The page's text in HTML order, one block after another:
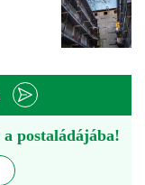
postaládájába!